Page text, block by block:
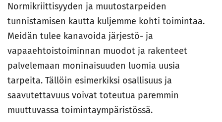
Normikriittisyyden ja muutostarpeiden
tunnistamisen kautta kuljemme kohti toimintaa.
Meidän tulee kanavoida järjestö- ja
vapaaehtoistoiminnan muodot ja rakenteet
palvelemaan moninaisuuden luomia uusia
tarpeita. Tällöin esimerkiksi osallisuus ja
saavutettavuus voivat toteutua paremmin
muuttuvassa toimintaympäristössä.